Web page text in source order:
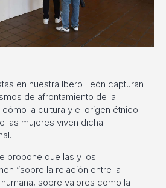
en nuestra Ibero León capturan
de afrontamiento de la
la cultura y el origen étnico
las mujeres viven dicha
propone que las y los
“sobre la relación entre la
sobre valores como la